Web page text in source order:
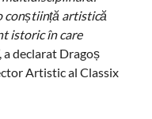
conștiință artistică
istoric în care
a declarat Dragoș
Artistic al Classix